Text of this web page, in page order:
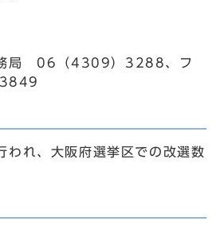
局 06（4309）3288、フ
れ、大阪府選挙区での改選数